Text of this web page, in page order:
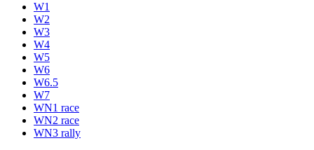
W1
W2
W3
W4
W5
W6
W6.5
W7
WN1 race
WN2 race
WN3 rally